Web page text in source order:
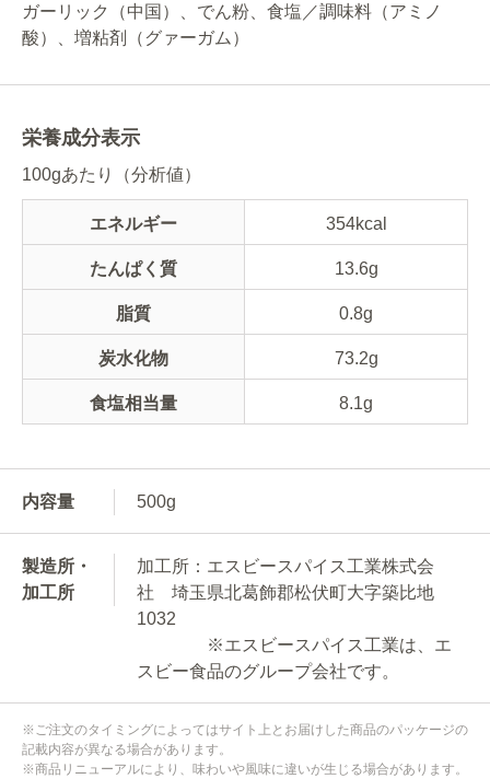
ガーリック（中国）、でん粉、食塩／調味料（アミノ
酸）、増粘剤（グァーガム）
栄養成分表示
100gあたり（分析値）
エネルギー 354kcal
たんぱく質 13.6g
脂質 0.8g
炭水化物 73.2g
食塩相当量 8.1g
内容量 500g
製造所・
加工所
加工所：エスビースパイス工業株式会
社 埼玉県北葛飾郡松伏町大字築比地
1032
※エスビースパイス工業は、エ
スビー食品のグループ会社です。
※ご注文のタイミングによってはサイト上とお届けした商品のパッケージの
記載内容が異なる場合があります。
※商品リニューアルにより、味わいや風味に違いが生じる場合があります。